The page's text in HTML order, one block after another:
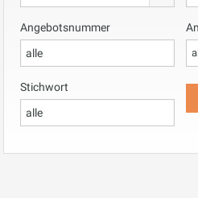
Angebotsnummer
Stichwort